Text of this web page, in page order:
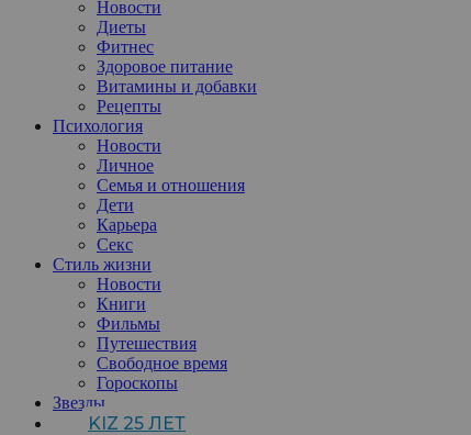
Новости
Диеты
Фитнес
Здоровое питание
Витамины и добавки
Рецепты
Психология
Новости
Личное
Семья и отношения
Дети
Карьера
Секс
Стиль жизни
Новости
Книги
Фильмы
Путешествия
Свободное время
Гороскопы
Звезды
KIZ 25 ЛЕТ